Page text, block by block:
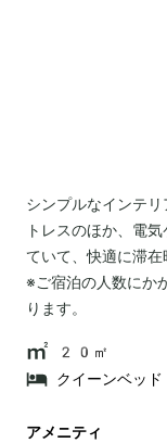
シンプルなインテ
トレスのほか、電
ていて、快適に滞在
※ご宿泊の人数にか
ります。
20㎡
クイーンベ
アメニティ